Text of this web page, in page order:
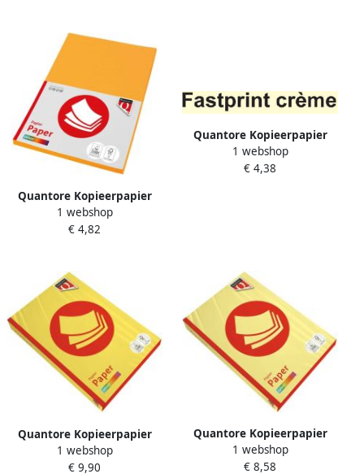
Quantore Kopieerpapier
Colour A4 120gr diepgeel
100 vel
1 webshop
€ 4,82
Quantore Kopieerpapier
Colour A4 120gr creme 100
vel
1 webshop
€ 4,38
Quantore Kopieerpapier
Colour A4 80gr zwavelgeel
500 vel
1 webshop
€ 9,90
Quantore Kopieerpapier
Colour A4 120gr geel 250
vel
1 webshop
€ 8,58